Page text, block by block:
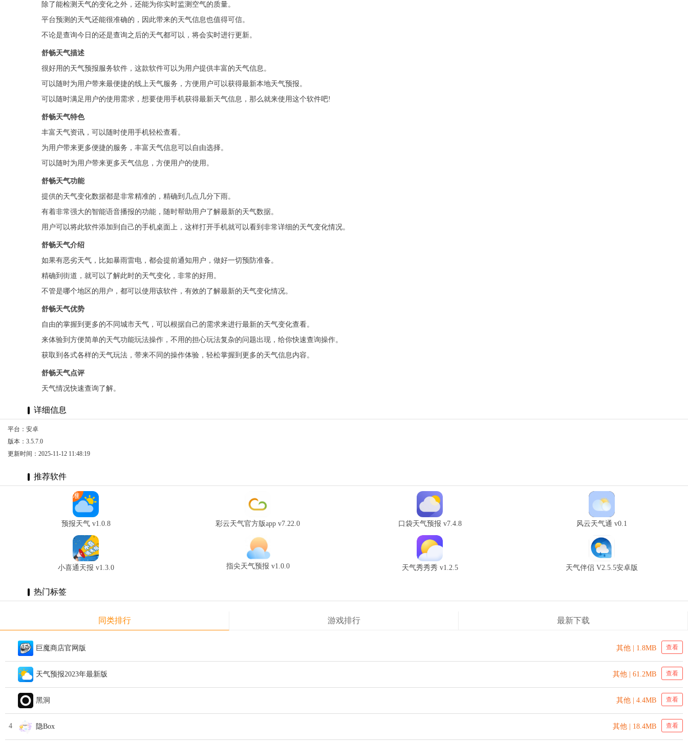
除了能检测天气的变化之外，还能为你实时监测空气的质量。
平台预测的天气还能很准确的，因此带来的天气信息也值得可信。
不论是查询今日的还是查询之后的天气都可以，将会实时进行更新。
舒畅天气描述
很好用的天气预报服务软件，这款软件可以为用户提供丰富的天气信息。
可以随时为用户带来最便捷的线上天气服务，方便用户可以获得最新本地天气预报。
可以随时满足用户的使用需求，想要使用手机获得最新天气信息，那么就来使用这个软件吧!
舒畅天气特色
丰富天气资讯，可以随时使用手机轻松查看。
为用户带来更多便捷的服务，丰富天气信息可以自由选择。
可以随时为用户带来更多天气信息，方便用户的使用。
舒畅天气功能
提供的天气变化数据都是非常精准的，精确到几点几分下雨。
有着非常强大的智能语音播报的功能，随时帮助用户了解最新的天气数据。
用户可以将此软件添加到自己的手机桌面上，这样打开手机就可以看到非常详细的天气变化情况。
舒畅天气介绍
如果有恶劣天气，比如暴雨雷电，都会提前通知用户，做好一切预防准备。
精确到街道，就可以了解此时的天气变化，非常的好用。
不管是哪个地区的用户，都可以使用该软件，有效的了解最新的天气变化情况。
舒畅天气优势
自由的掌握到更多的不同城市天气，可以根据自己的需求来进行最新的天气变化查看。
来体验到方便简单的天气功能玩法操作，不用的担心玩法复杂的问题出现，给你快速查询操作。
获取到各式各样的天气玩法，带来不同的操作体验，轻松掌握到更多的天气信息内容。
舒畅天气点评
天气情况快速查询了解。
详细信息
平台：安卓
版本：3.5.7.0
更新时间：2025-11-12 11:48:19
推荐软件
预报天气 v1.0.8 彩云天气官方版app v7.22.0 口袋天气预报 v7.4.8 风云天气通 v0.1
小喜通天报 v1.3.0 指尖天气预报 v1.0.0 天气秀秀秀 v1.2.5 天气伴侣 V2.5.5安卓版
热门标签
同类排行 游戏排行 最新下载
巨魔商店官网版 其他 | 1.8MB 查看
天气预报2023年最新版 其他 | 61.2MB 查看
黑洞 其他 | 4.4MB 查看
4 隐Box 其他 | 18.4MB 查看